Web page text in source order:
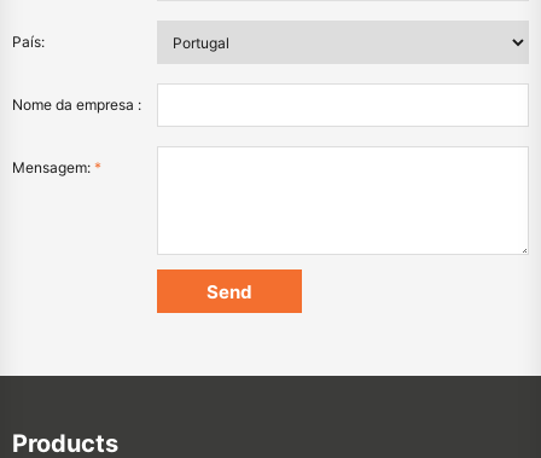
País:
Nome da empresa :
Mensagem: *
Products